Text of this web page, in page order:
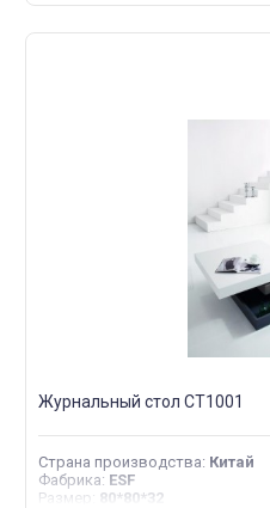
Журнальный стол СT1001
Страна производства: Китай
Фабрика: ESF
Размер : 80*80*32